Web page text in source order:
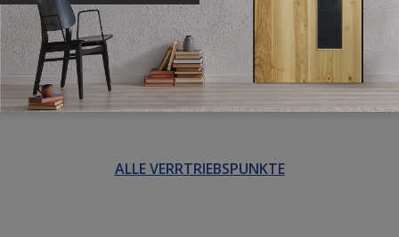
ALLE VERRTRIEBSPUNKTE